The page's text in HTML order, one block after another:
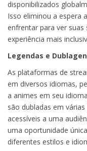
disponibilizados
Isso eliminou a espera
enfrentar para ver
experiência mais
Legendas e
As plataformas de
em diversos idiomas,
a animes em seu
são dubladas em
acessíveis a uma
uma oportunidade
diferentes estilos e